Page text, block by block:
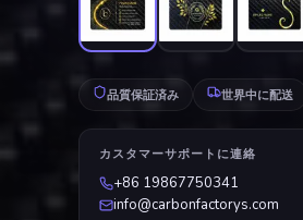
品質保証済み 世界中に配送
カスタマーサポートに連絡
+86 19867750341
info@carbonfactorys.com